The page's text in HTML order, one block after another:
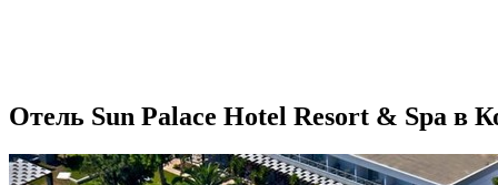
Отель Sun Palace Hotel Resort & Spa в